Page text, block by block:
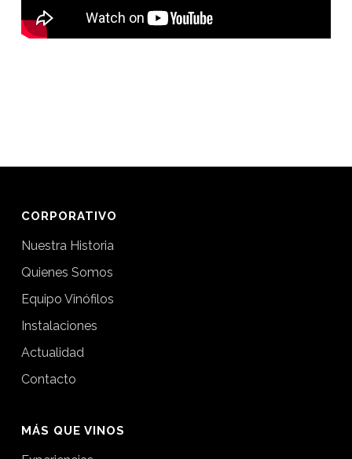
CORPORATIVO
Nuestra Historia
Quienes Somos
Equipo Vinófilos
Instalaciones
Actualidad
Contacto
MÁS QUE VINOS